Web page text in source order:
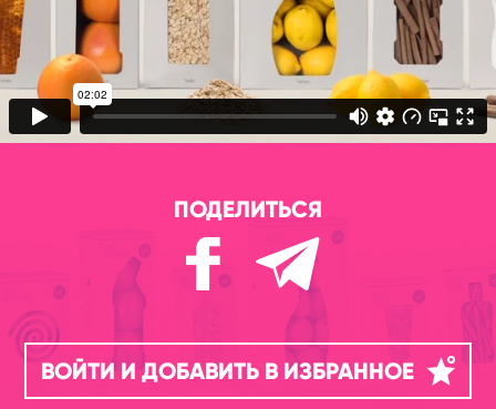
ПОДЕЛИТЬСЯ
ВОЙТИ И ДОБАВИТЬ В ИЗБРАННОЕ